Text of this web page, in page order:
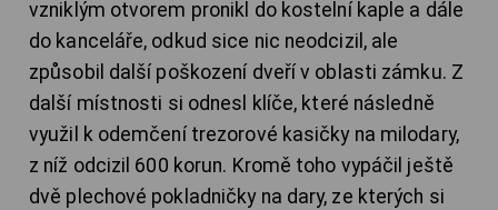
vzniklým otvorem pronikl do kostelní kaple a dále
do kanceláře, odkud sice nic neodcizil, ale
způsobil další poškození dveří v oblasti zámku. Z
další místnosti si odnesl klíče, které následně
využil k odemčení trezorové kasičky na milodary,
z níž odcizil 600 korun. Kromě toho vypáčil ještě
dvě plechové pokladničky na dary, ze kterých si